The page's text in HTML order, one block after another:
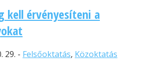
kell érvényesíteni a
29. - Felsőoktatás, Közoktatás